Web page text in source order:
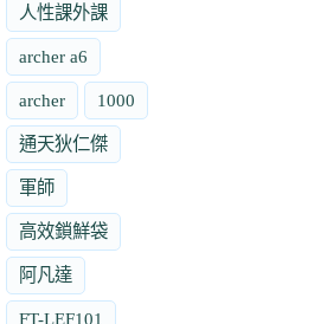
人性課外課
archer a6
archer 1000
通天狄仁傑
軍師
高效鎖鮮袋
阿凡達
FT-LEF101